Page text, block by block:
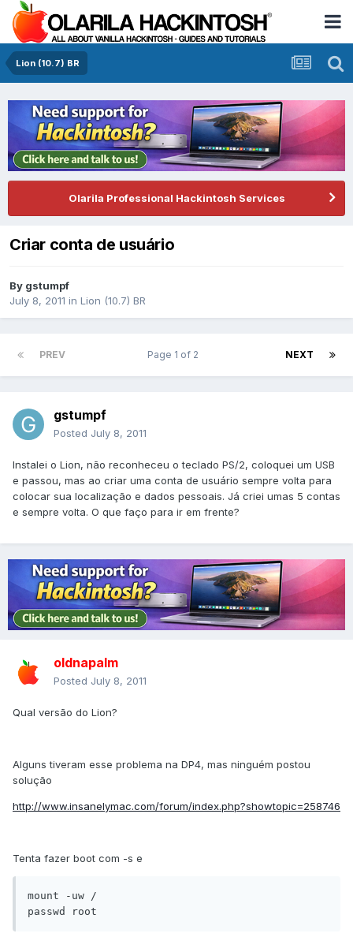
Lion (10.7) BR
Olarila Professional Hackintosh Services
Criar conta de usuário
By gstumpf
July 8, 2011 in Lion (10.7) BR
PREV NEXT
Page 1 of 2
gstumpf
Posted July 8, 2011
Instalei o Lion, não reconheceu o teclado PS/2, coloquei um USB
e passou, mas ao criar uma conta de usuário sempre volta para
colocar sua localização e dados pessoais. Já criei umas 5 contas
e sempre volta. O que faço para ir em frente?
oldnapalm
Posted July 8, 2011
Qual versão do Lion?
Alguns tiveram esse problema na DP4, mas ninguém postou
solução
http://www.insanelymac.com/forum/index.php?showtopic=258746
Tenta fazer boot com -s e
mount -uw /
passwd root